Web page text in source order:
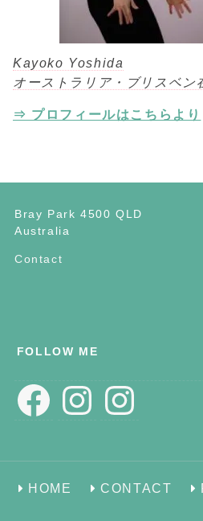
Kayoko Yoshida
オーストラリア・ブリスベン
⇒ プロフィールはこちらより
Bray Park 4500 QLD
Australia
Contact
FOLLOW ME
FacebookInstagramInstagram
HOME CONTACT